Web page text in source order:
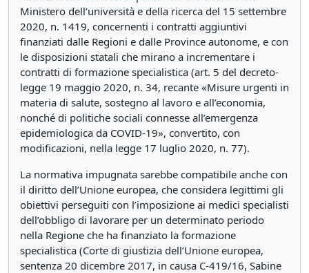
Ministero dell’università e della ricerca del 15 settembre
2020, n. 1419, concernenti i contratti aggiuntivi
finanziati dalle Regioni e dalle Province autonome, e con
le disposizioni statali che mirano a incrementare i
contratti di formazione specialistica (art. 5 del decreto-
legge 19 maggio 2020, n. 34, recante «Misure urgenti in
materia di salute, sostegno al lavoro e all’economia,
nonché di politiche sociali connesse all’emergenza
epidemiologica da COVID-19», convertito, con
modificazioni, nella legge 17 luglio 2020, n. 77).
La normativa impugnata sarebbe compatibile anche con
il diritto dell’Unione europea, che considera legittimi gli
obiettivi perseguiti con l’imposizione ai medici specialisti
dell’obbligo di lavorare per un determinato periodo
nella Regione che ha finanziato la formazione
specialistica (Corte di giustizia dell’Unione europea,
sentenza 20 dicembre 2017, in causa C-419/16, Sabine